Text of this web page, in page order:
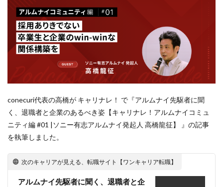
conecuri代表の高橋が キャリナレ！ で『アルムナイ先駆者に聞
く、退職者と企業のあるべき姿【キャリナレ！アルムナイコミュ
ニティ編 #01 |ソニー有志アルムナイ発起人 高橋龍征】 』の記事
を執筆しました。
次のキャリアが見える、転職サイト【ワンキャリア転職】
アルムナイ先駆者に聞く、退職者と企
ファイナンス
事業創造・イノベーション
コミュニティ
高橋龍征